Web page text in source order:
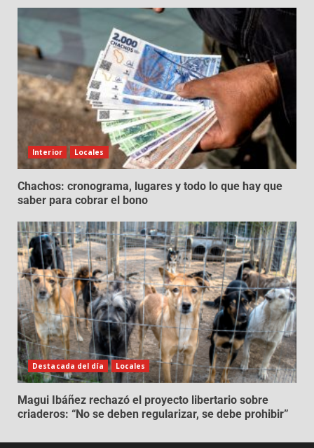
Interior Locales
Chachos: cronograma, lugares y todo lo que hay que
saber para cobrar el bono
Destacada del día Locales
Magui Ibáñez rechazó el proyecto libertario sobre
criaderos: “No se deben regularizar, se debe prohibir”